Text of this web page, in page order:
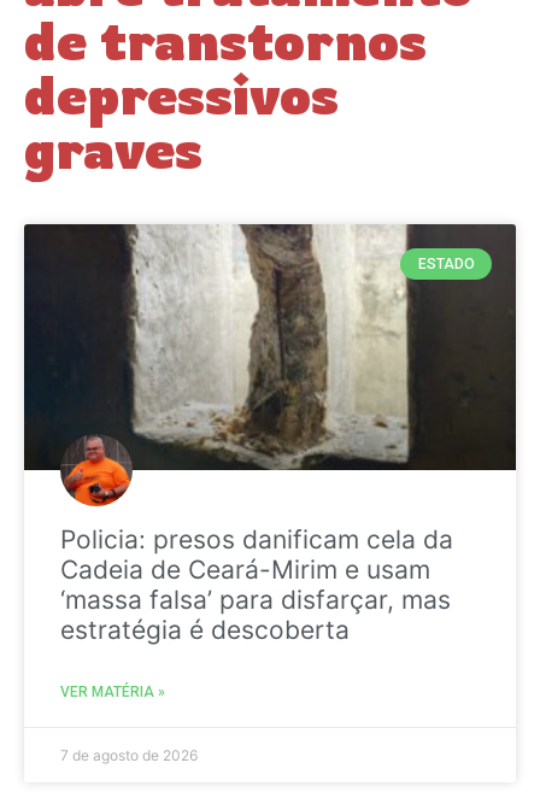
de transtornos
depressivos
graves
ESTADO
Policia: presos danificam cela da
Cadeia de Ceará-Mirim e usam
‘massa falsa’ para disfarçar, mas
estratégia é descoberta
VER MATÉRIA »
7 de agosto de 2026